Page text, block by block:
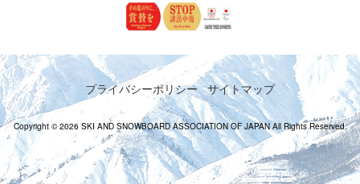
プライバシーポリシー サイトマップ
Copyright © 2026 SKI AND SNOWBOARD ASSOCIATION OF JAPAN All Rights Reserved.